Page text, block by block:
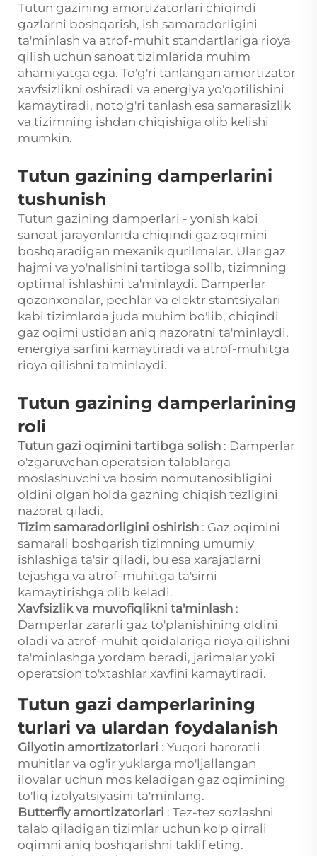
Tutun gazining amortizatorlari chiqindi
gazlarni boshqarish, ish samaradorligini
ta'minlash va atrof-muhit standartlariga rioya
qilish uchun sanoat tizimlarida muhim
ahamiyatga ega. To'g'ri tanlangan amortizator
xavfsizlikni oshiradi va energiya yo'qotilishini
kamaytiradi, noto'g'ri tanlash esa samarasizlik
va tizimning ishdan chiqishiga olib kelishi
mumkin.
Tutun gazining damperlarini
tushunish
Tutun gazining damperlari - yonish kabi
sanoat jarayonlarida chiqindi gaz oqimini
boshqaradigan mexanik qurilmalar. Ular gaz
hajmi va yo'nalishini tartibga solib, tizimning
optimal ishlashini ta'minlaydi. Damperlar
qozonxonalar, pechlar va elektr stantsiyalari
kabi tizimlarda juda muhim bo'lib, chiqindi
gaz oqimi ustidan aniq nazoratni ta'minlaydi,
energiya sarfini kamaytiradi va atrof-muhitga
rioya qilishni ta'minlaydi.
Tutun gazining damperlarining
roli
Tutun gazi oqimini tartibga solish : Damperlar
o'zgaruvchan operatsion talablarga
moslashuvchi va bosim nomutanosibligini
oldini olgan holda gazning chiqish tezligini
nazorat qiladi.
Tizim samaradorligini oshirish : Gaz oqimini
samarali boshqarish tizimning umumiy
ishlashiga ta'sir qiladi, bu esa xarajatlarni
tejashga va atrof-muhitga ta'sirni
kamaytirishga olib keladi.
Xavfsizlik va muvofiqlikni ta'minlash :
Damperlar zararli gaz to'planishining oldini
oladi va atrof-muhit qoidalariga rioya qilishni
ta'minlashga yordam beradi, jarimalar yoki
operatsion to'xtashlar xavfini kamaytiradi.
Tutun gazi damperlarining
turlari va ulardan foydalanish
Gilyotin amortizatorlari : Yuqori haroratli
muhitlar va og'ir yuklarga mo'ljallangan
ilovalar uchun mos keladigan gaz oqimining
to'liq izolyatsiyasini ta'minlang.
Butterfly amortizatorlari : Tez-tez sozlashni
talab qiladigan tizimlar uchun ko'p qirrali
oqimni aniq boshqarishni taklif eting.